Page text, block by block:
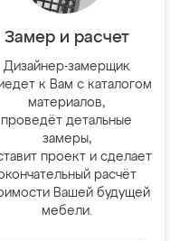
Замер и расчет
Дизайнер-замерщик
к Вам с каталогом
материалов,
проведёт детальные
замеры,
проект и сделает
расчёт
Вашей будущей
мебели.